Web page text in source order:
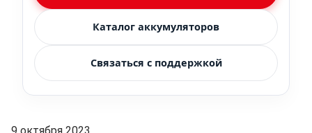
Каталог аккумуляторов
Связаться с поддержкой